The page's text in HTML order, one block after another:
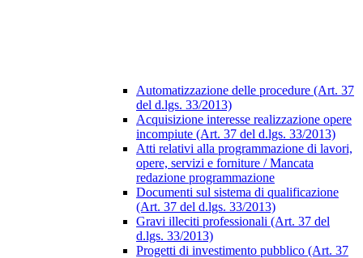
Automatizzazione delle procedure (Art. 37
del d.lgs. 33/2013)
Acquisizione interesse realizzazione opere
incompiute (Art. 37 del d.lgs. 33/2013)
Atti relativi alla programmazione di lavori,
opere, servizi e forniture / Mancata
redazione programmazione
Documenti sul sistema di qualificazione
(Art. 37 del d.lgs. 33/2013)
Gravi illeciti professionali (Art. 37 del
d.lgs. 33/2013)
Progetti di investimento pubblico (Art. 37